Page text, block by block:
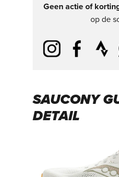
Geen actie of
op de
SAUCONY
DETAIL